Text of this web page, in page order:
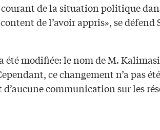
courant de la situation politique
de l’avoir appris», se défend
été modifiée: le nom de M.
ce changement n’a pas été
d’aucune communication sur les